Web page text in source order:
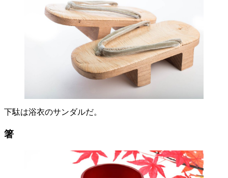
下駄は浴衣のサンダルだ。
箸